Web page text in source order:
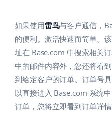
发货管理
工作流程自动化
Base Connect
用于电子商务的人工智能
Base Analytics
家庭与花园
儿童产品
电子产品
汽车零部件
帮助
学院
服务
账户审计
english (US)
english (GB)
english (IN)
čeština
如果使用雷鸟与客户通信，
的便利。激活快速而简单。
址在 Base.com 中搜索相关
中的邮件内容外，您还将看
到给定客户的订单。订单号
以直接进入 Base.com 系统
订单，您将立即看到订单详情